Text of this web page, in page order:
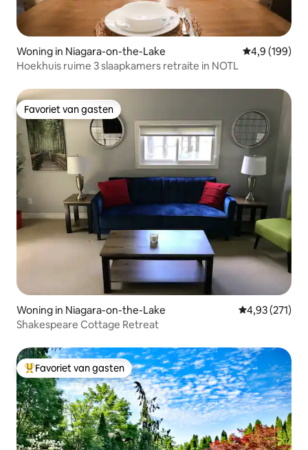
Woning in Niagara-on-the-Lake Gemiddelde
4,9 (199)
Hoekhuis ruime 3 slaapkamers retraite in NOTL
Favoriet van gasten
Favoriet van gasten
Woning in Niagara-on-the-Lake Gemiddelde
4,93 (271)
Shakespeare Cottage Retreat
Topfavoriet van gasten
Favoriet van gasten